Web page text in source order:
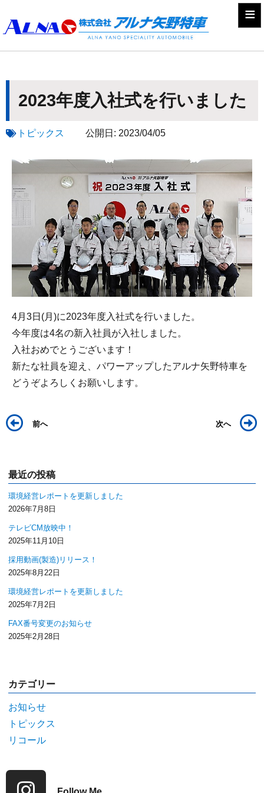
≡
2023年度入社式を行いました
トピックス 公開日: 2023/04/05
4月3日(月)に2023年度入社式を行いました。
今年度は4名の新入社員が入社しました。
入社おめでとうございます！
新たな社員を迎え、パワーアップしたアルナ矢野特車を
どうぞよろしくお願いします。
前へ 次へ
最近の投稿
環境経営レポートを更新しました
2026年7月8日
テレビCM放映中！
2025年11月10日
採用動画(製造)リリース！
2025年8月22日
環境経営レポートを更新しました
2025年7月2日
FAX番号変更のお知らせ
2025年2月28日
カテゴリー
お知らせ
トピックス
リコール